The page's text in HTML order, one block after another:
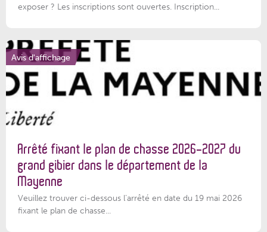
exposer ? Les inscriptions sont ouvertes. Inscription...
Avis d'affichage
Arrêté fixant le plan de chasse 2026-2027 du
grand gibier dans le département de la
Mayenne
Veuillez trouver ci-dessous l’arrêté en date du 19 mai 2026
fixant le plan de chasse...